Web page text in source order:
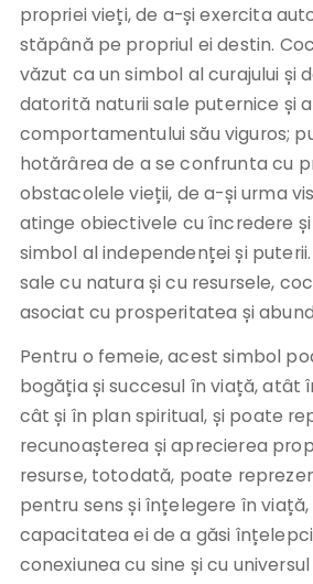
propriei vieți, de a-și exercita
stăpână pe propriul ei destin.
văzut ca un simbol al curajului și
datorită naturii sale puternice și a
comportamentului său viguros;
hotărârea de a se confrunta cu
obstacolele vieții, de a-și urma
atinge obiectivele cu încredere
simbol al independenței și
sale cu natura și cu resursele,
asociat cu prosperitatea și
Pentru o femeie, acest simbol
bogăția și succesul în viață, atât
cât și în plan spiritual, și poate
recunoașterea și aprecierea
resurse, totodată, poate
pentru sens și înțelegere în
capacitatea ei de a găsi
conexiunea cu sine și cu